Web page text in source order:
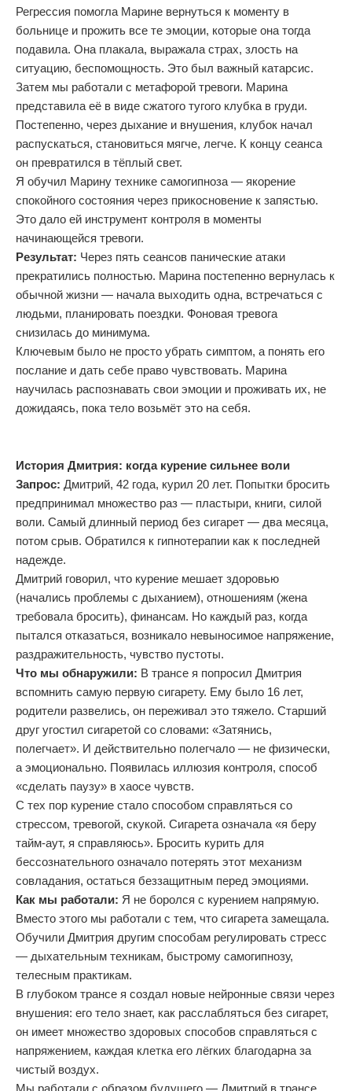
Регрессия помогла Марине вернуться к моменту в
больнице и прожить все те эмоции, которые она тогда
подавила. Она плакала, выражала страх, злость на
ситуацию, беспомощность. Это был важный катарсис.
Затем мы работали с метафорой тревоги. Марина
представила её в виде сжатого тугого клубка в груди.
Постепенно, через дыхание и внушения, клубок начал
распускаться, становиться мягче, легче. К концу сеанса
он превратился в тёплый свет.
Я обучил Марину технике самогипноза — якорение
спокойного состояния через прикосновение к запястью.
Это дало ей инструмент контроля в моменты
начинающейся тревоги.
Результат: Через пять сеансов панические атаки
прекратились полностью. Марина постепенно вернулась к
обычной жизни — начала выходить одна, встречаться с
людьми, планировать поездки. Фоновая тревога
снизилась до минимума.
Ключевым было не просто убрать симптом, а понять его
послание и дать себе право чувствовать. Марина
научилась распознавать свои эмоции и проживать их, не
дожидаясь, пока тело возьмёт это на себя.
История Дмитрия: когда курение сильнее воли
Запрос: Дмитрий, 42 года, курил 20 лет. Попытки бросить
предпринимал множество раз — пластыри, книги, силой
воли. Самый длинный период без сигарет — два месяца,
потом срыв. Обратился к гипнотерапии как к последней
надежде.
Дмитрий говорил, что курение мешает здоровью
(начались проблемы с дыханием), отношениям (жена
требовала бросить), финансам. Но каждый раз, когда
пытался отказаться, возникало невыносимое напряжение,
раздражительность, чувство пустоты.
Что мы обнаружили: В трансе я попросил Дмитрия
вспомнить самую первую сигарету. Ему было 16 лет,
родители развелись, он переживал это тяжело. Старший
друг угостил сигаретой со словами: «Затянись,
полегчает». И действительно полегчало — не физически,
а эмоционально. Появилась иллюзия контроля, способ
«сделать паузу» в хаосе чувств.
С тех пор курение стало способом справляться со
стрессом, тревогой, скукой. Сигарета означала «я беру
тайм-аут, я справляюсь». Бросить курить для
бессознательного означало потерять этот механизм
совладания, остаться беззащитным перед эмоциями.
Как мы работали: Я не боролся с курением напрямую.
Вместо этого мы работали с тем, что сигарета замещала.
Обучили Дмитрия другим способам регулировать стресс
— дыхательным техникам, быстрому самогипнозу,
телесным практикам.
В глубоком трансе я создал новые нейронные связи через
внушения: его тело знает, как расслабляться без сигарет,
он имеет множество здоровых способов справляться с
напряжением, каждая клетка его лёгких благодарна за
чистый воздух.
Мы работали с образом будущего — Дмитрий в трансе